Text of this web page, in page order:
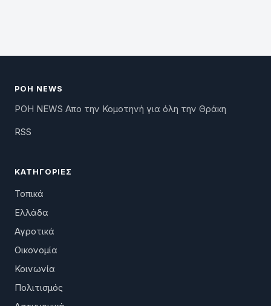
ΡΟΗ NEWS
ΡΟΗ NEWS Απο την Κομοτηνή για όλη την Θράκη
RSS
ΚΑΤΗΓΟΡΊΕΣ
Τοπικά
Ελλάδα
Αγροτικά
Οικονομία
Κοινωνία
Πολιτισμός